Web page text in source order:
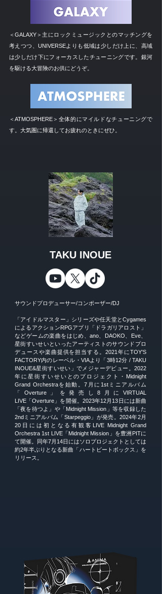
＜GALAXY＞主にロックミュージックとのマッチングを
考えつつ、UNIVERSEよりも低域は少しだけ上に、高域
は少しだけ下にフォーカスしたチューニングです。銀河
を駆ける大冒険のお供にどうぞ。
＜ATMOSPHERE＞全体的にマイルドなチューニングで
す。大気圏に帰還してお疲れのときにぜひ。
TAKU INOUE
サウンドプロデューサー/コンポーザー/DJ
「アイドルマスター」シリーズや任天堂とCygames
によるアクションRPGアプリ「ドラガリアロスト」
などゲームの楽曲をはじめ、ano、DAOKO、Eve、
星街すいせいといったアーティストのサウンドプロ
デュースや楽曲提供を担当する。2021年にTOY'S
FACTORY内のレーベル・VIAより「3時12分 / TAKU
INOUE&星街すいせい」でメジャーデビュー。2022
年に星街すいせいとのプロジェクト・Midnight
Grand Orchestraを始動。7月に1stミニアルバム
「Overture」を発売し8月にVIRTUAL
LIVE「Overture」を開催。2023年12月13日には新曲
「夜を待つよ」や「Midnight Mission」等を収録した
2ndミニアルバム「Starpeggio」が発売。2024年2月
20日には初となる有観客LIVE Midnight Grand
Orchestra 1st LIVE「Midnight Mission」を豊洲PITに
て開催。同年7月14日にはソロプロジェクトとしては
約2年半ぶりとなる新曲「ハートビートボックス」を
リリース。